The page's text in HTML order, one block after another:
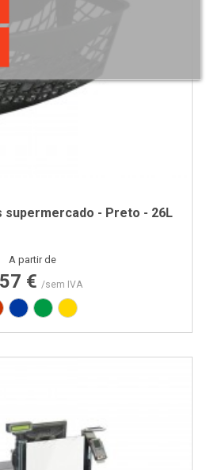
supermercado - Preto - 26L
Preço
A partir de
€ /sem IVA
Vermelho RAL3020
Azul PAN 293C
Verde PAN 347C
Amarelo PAN 012C